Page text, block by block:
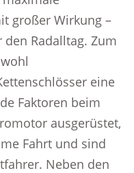
großer Wirkung –
Radalltag. Zum
eine
Faktoren beim
ausgerüstet,
Fahrt und sind
Neben den